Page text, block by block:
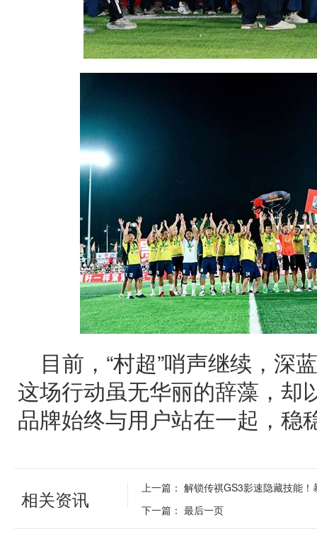
目前，“村超”哨声继续，深
这场行动虽无华丽的辞藻，却
品牌始终与用户站在一起，稳
相关资讯 上一篇： 解锁传祺GS3影速隐藏技能
下一篇： 最后一页